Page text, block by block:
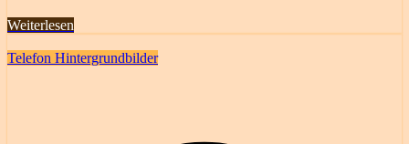
Weiterlesen
Telefon Hintergrundbilder